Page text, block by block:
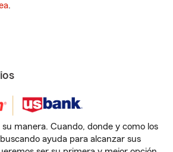
.
su manera. Cuando, donde y como los
ayuda para alcanzar sus